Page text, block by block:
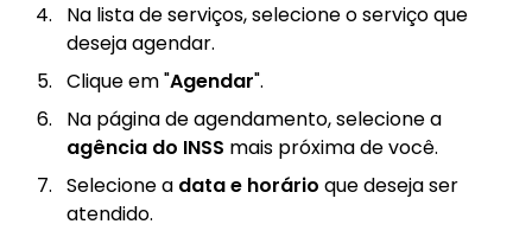
Na lista de serviços, selecione o serviço que
deseja agendar.
Clique em "Agendar".
Na página de agendamento, selecione a
agência do INSS mais próxima de você.
Selecione a data e horário que deseja ser
atendido.